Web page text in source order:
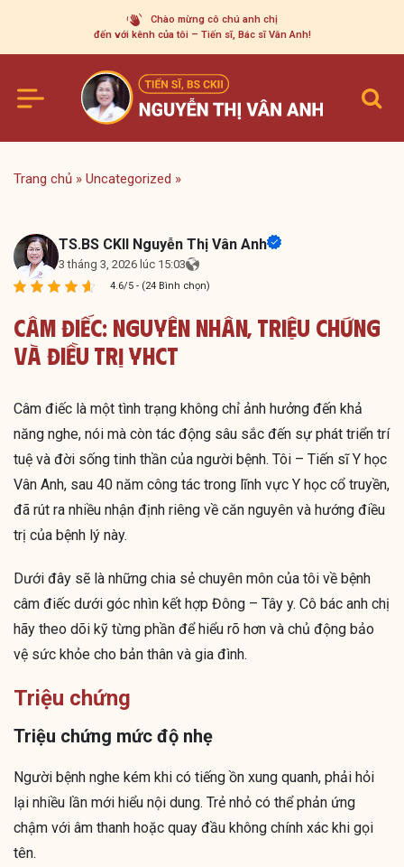
content
Chào mừng cô chú anh chị
đến với kênh của tôi – Tiến sĩ, Bác sĩ Vân Anh!
Trang chủ » Uncategorized »
TS.BS CKII Nguyễn Thị Vân Anh
3 tháng 3, 2026 lúc 15:03
4.6/5 - (24 Bình chọn)
Câm Điếc: Nguyên Nhân, Triệu Chứng
Và Điều Trị YHCT
Câm điếc là một tình trạng không chỉ ảnh hưởng đến khả
năng nghe, nói mà còn tác động sâu sắc đến sự phát triển trí
tuệ và đời sống tinh thần của người bệnh. Tôi – Tiến sĩ Y học
Vân Anh, sau 40 năm công tác trong lĩnh vực Y học cổ truyền,
đã rút ra nhiều nhận định riêng về căn nguyên và hướng điều
trị của bệnh lý này.
Dưới đây sẽ là những chia sẻ chuyên môn của tôi về bệnh
câm điếc dưới góc nhìn kết hợp Đông – Tây y. Cô bác anh chị
hãy theo dõi kỹ từng phần để hiểu rõ hơn và chủ động bảo
vệ sức khỏe cho bản thân và gia đình.
Triệu chứng
Triệu chứng mức độ nhẹ
Người bệnh nghe kém khi có tiếng ồn xung quanh, phải hỏi
lại nhiều lần mới hiểu nội dung. Trẻ nhỏ có thể phản ứng
chậm với âm thanh hoặc quay đầu không chính xác khi gọi
tên.